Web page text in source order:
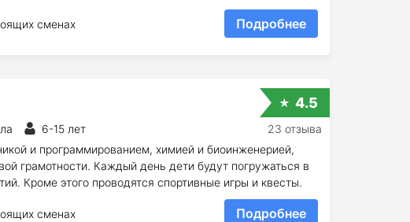
сменах Подробнее
6-15 лет
и программированием, химией и биоинженерией,
грамотности. Каждый день дети будут погружаться в
Кроме этого проводятся спортивные игры и квесты.
сменах Подробнее
4.5
23 отзыва